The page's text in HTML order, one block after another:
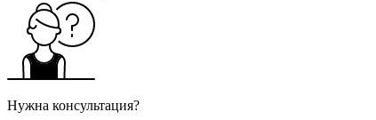
Нужна консультация?